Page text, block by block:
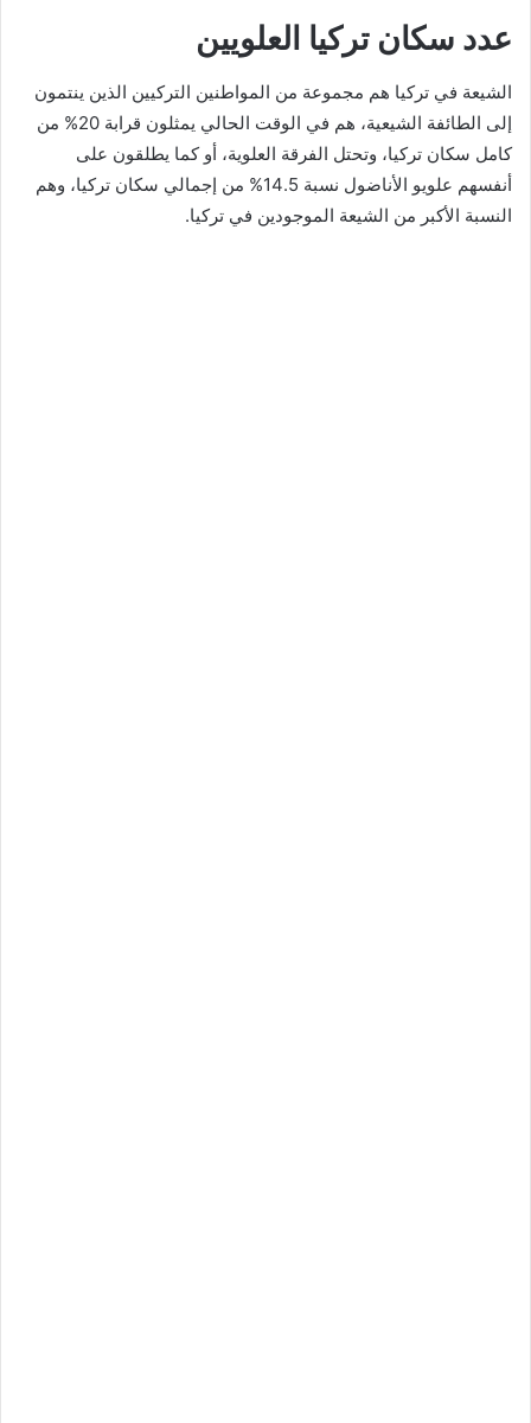
عدد سكان تركيا العلويين
الشيعة في تركيا هم مجموعة من المواطنين التركيين الذين ينتمون
إلى الطائفة الشيعية، هم في الوقت الحالي يمثلون قرابة 20% من
كامل سكان تركيا، وتحتل الفرقة العلوية، أو كما يطلقون على
أنفسهم علويو الأناضول نسبة 14.5% من إجمالي سكان تركيا، وهم
النسبة الأكبر من الشيعة الموجودين في تركيا.